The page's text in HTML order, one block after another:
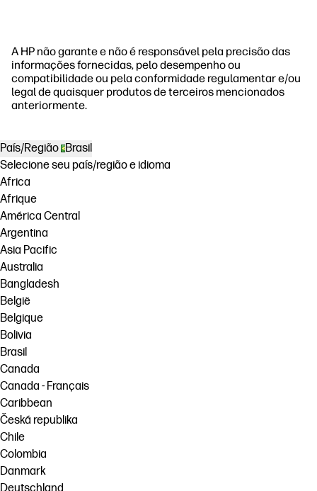
A HP não garante e não é responsável pela precisão das
informações fornecidas, pelo desempenho ou
compatibilidade ou pela conformidade regulamentar e/ou
legal de quaisquer produtos de terceiros mencionados
anteriormente.
País/Região Brasil
Selecione seu país/região e idioma
Africa
Afrique
América Central
Argentina
Asia Pacific
Australia
Bangladesh
België
Belgique
Bolivia
Brasil
Canada
Canada - Français
Caribbean
Česká republika
Chile
Colombia
Danmark
Deutschland